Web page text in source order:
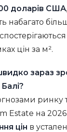
доларів США
набагато
цін за м².
зараз
ринку
Estate на 2026
цін в